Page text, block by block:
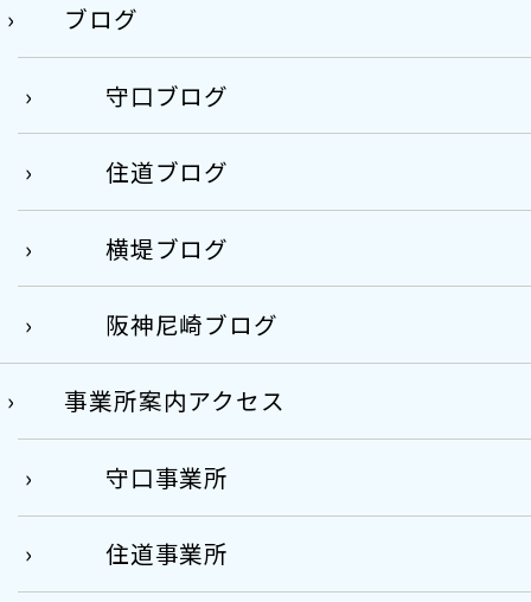
ブログ
守口ブログ
住道ブログ
横堤ブログ
阪神尼崎ブログ
事業所案内アクセス
守口事業所
住道事業所